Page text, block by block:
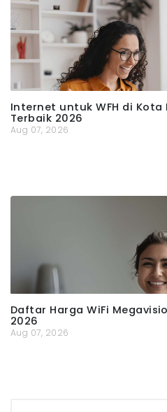
Internet untuk WFH di Kota
Terbaik 2026
Aug 07, 2026
Daftar Harga WiFi
2026
Aug 07, 2026